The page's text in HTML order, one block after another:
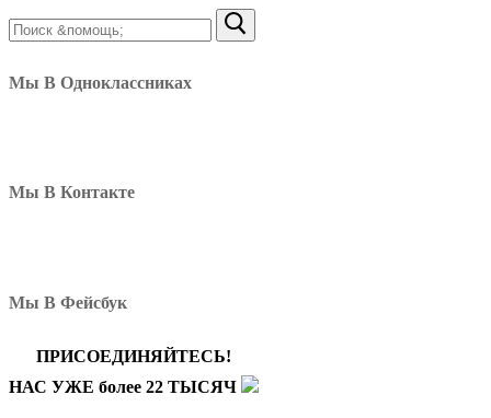
Найти:
Мы В Одноклассниках
Мы В Контакте
Мы В Фейсбук
ПРИСОЕДИНЯЙТЕСЬ!
НАС УЖЕ более 22 ТЫСЯЧ